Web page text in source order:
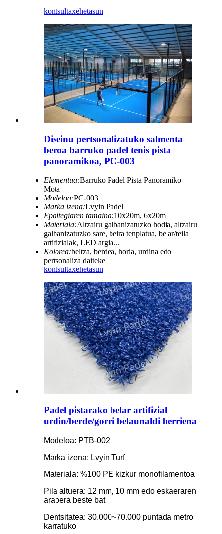
kontsultaxehetasun
Diseinu pertsonalizatuko salmenta
beroa barruko padel tenis pista
panoramikoa, PC-003
Elementua:Barruko Padel Pista Panoramiko
Mota
Modeloa:PC-003
Marka izena:Lvyin Padel
Epaitegiaren tamaina:10x20m, 6x20m
Materiala:Altzairu galbanizatuzko hodia, altzairu
galbanizatuzko sare, beira tenplatua, belar/teila
artifizialak, LED argia...
Kolorea:beltza, berdea, horia, urdina edo
pertsonaliza daiteke
kontsultaxehetasun
Padel pistarako belar artifizial
urdin/berde/gorri belaunaldi berriena
Modeloa: PTB-002
Marka izena: Lvyin Turf
Materiala: %100 PE kizkur monofilamentoa
Pila altuera: 12 mm, 10 mm edo eskaeraren
arabera beste bat
Dentsitatea: 30.000~70.000 puntada metro
karratuko